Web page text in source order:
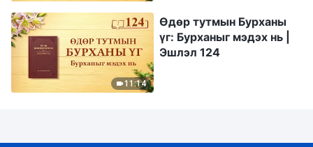
11:14
Өдөр тутмын Бурханы
үг: Бурханыг мэдэх нь |
Эшлэл 124